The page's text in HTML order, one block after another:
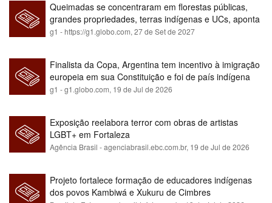
Queimadas se concentraram em florestas públicas,
grandes propriedades, terras indígenas e UCs, aponta
relatório
g1 - https://g1.globo.com,27 de Set de 2027
Finalista da Copa, Argentina tem incentivo à imigração
europeia em sua Constituição e foi de país indígena
para maioria branca
g1 - g1.globo.com, 19 de Jul de 2026
Exposição reelabora terror com obras de artistas
LGBT+ em Fortaleza
Agência Brasil - agenciabrasil.ebc.com.br, 19 de Jul de 2026
Projeto fortalece formação de educadores indígenas
dos povos Kambiwá e Xukuru de Cimbres